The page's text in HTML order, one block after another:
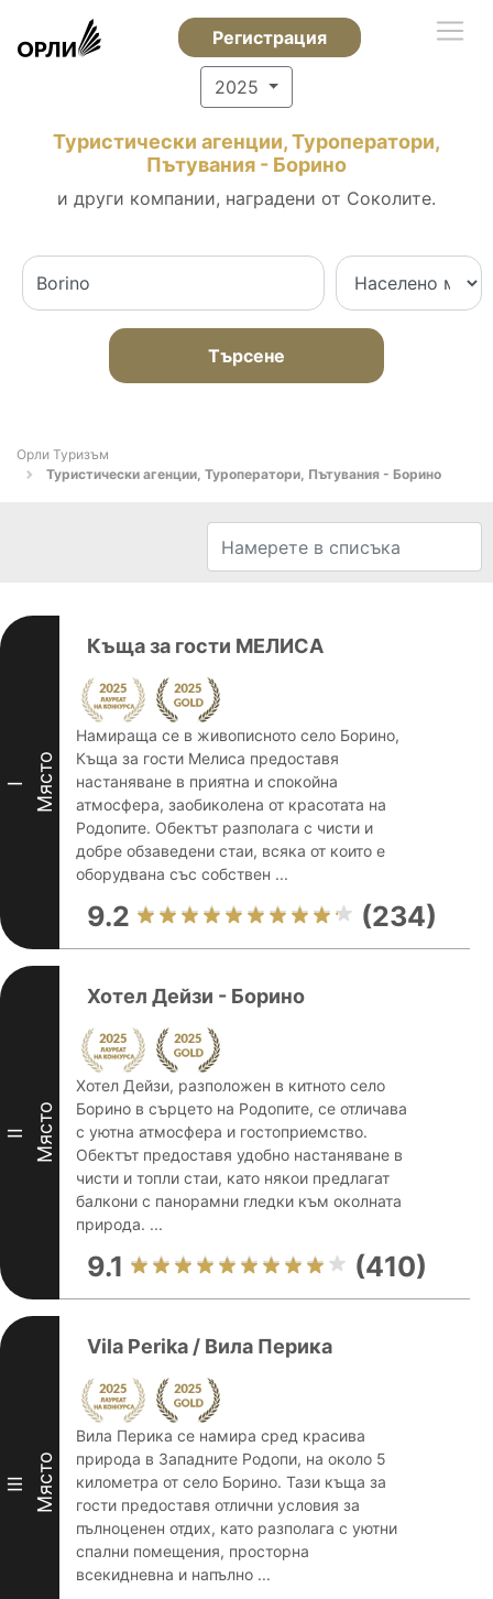
Регистрация
2025
Туристически агенции, Туроператори,
Пътувания - Борино
и други компании, наградени от Соколите.
Търсене
Орли Туризъм
Туристически агенции, Туроператори, Пътувания - Борино
I Място
Къща за гости МЕЛИСА
Намираща се в живописното село Борино,
Къща за гости Мелиса предоставя
настаняване в приятна и спокойна
атмосфера, заобиколена от красотата на
Родопите. Обектът разполага с чисти и
добре обзаведени стаи, всяка от които е
оборудвана със собствен ...
9.2 (234)
II Място
Хотел Дейзи - Борино
Хотел Дейзи, разположен в китното село
Борино в сърцето на Родопите, се отличава
с уютна атмосфера и гостоприемство.
Обектът предоставя удобно настаняване в
чисти и топли стаи, като някои предлагат
балкони с панорамни гледки към околната
природа. ...
9.1 (410)
III Място
Vila Perika / Вила Перика
Вила Перика се намира сред красива
природа в Западните Родопи, на около 5
километра от село Борино. Тази къща за
гости предоставя отлични условия за
пълноценен отдих, като разполага с уютни
спални помещения, просторна
всекидневна и напълно ...